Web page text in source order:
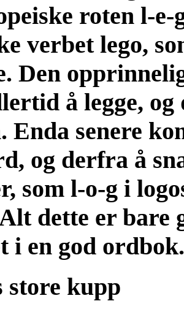
roten l-
verbet lego,
Den
å legge,
Enda senere
og derfra å
som l-o-g i
dette er bare
i en god ordbok.
store kupp